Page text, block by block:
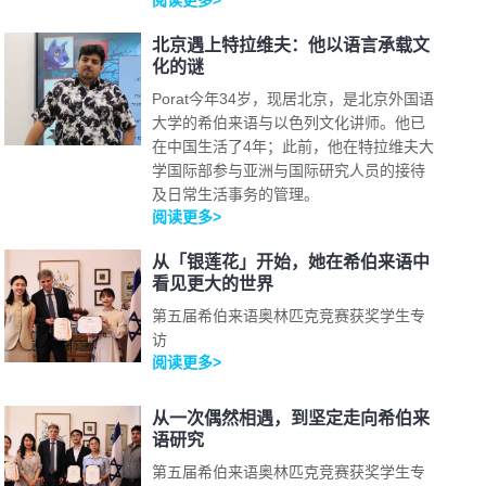
北京遇上特拉维夫：他以语言承载文
化的谜
Porat今年34岁，现居北京，是北京外国语
大学的希伯来语与以色列文化讲师。他已
在中国生活了4年；此前，他在特拉维夫大
学国际部参与亚洲与国际研究人员的接待
及日常生活事务的管理。
阅读更多>
从「银莲花」开始，她在希伯来语中
看见更大的世界
第五届希伯来语奥林匹克竞赛获奖学生专
访
阅读更多>
从一次偶然相遇，到坚定走向希伯来
语研究
第五届希伯来语奥林匹克竞赛获奖学生专